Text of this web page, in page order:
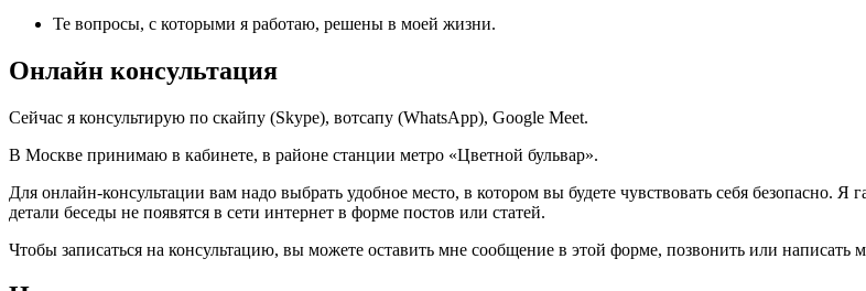
Те вопросы, с которыми я работаю, решены в моей жизни.
Онлайн консультация
Сейчас я консультирую по скайпу (Skype), вотсапу (WhatsApp), Google Meet.
В Москве принимаю в кабинете, в районе станции метро «Цветной бульвар».
Для онлайн-консультации вам надо выбрать удобное место, в котором вы будете чувствовать себя
детали беседы не появятся в сети интернет в форме постов или статей.
Чтобы записаться на консультацию, вы можете оставить мне сообщение в этой форме, позвонить или написать